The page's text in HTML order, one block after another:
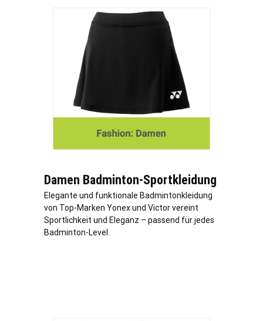
Damen Badminton-Sportkleidung
Elegante und funktionale Badmintonkleidung
von Top-Marken Yonex und Victor vereint
Sportlichkeit und Eleganz – passend für jedes
Badminton-Level.